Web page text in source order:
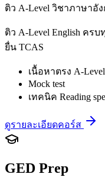
ติว A-Level วิชาภาษาอั
ติว A-Level English คร
ยื่น TCAS
เนื้อหาตรง A-Level
Mock test
เทคนิค Reading
ดูรายละเอียดคอร์ส
GED Prep